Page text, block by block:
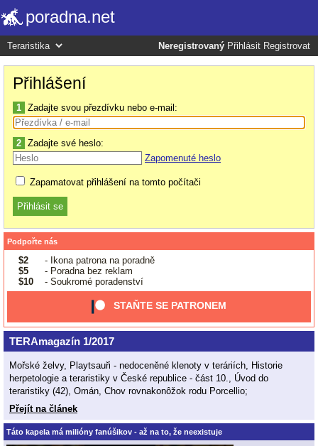
poradna.net
Neregistrovaný Přihlásit Registrovat
Přihlášení
1 Zadajte svou přezdívku nebo e-mail:
2 Zadajte své heslo:
Zapomenuté heslo
Zapamatovat přihlášení na tomto počítači
Podpořte nás
$2
- Ikona patrona na poradně
$5
- Poradna bez reklam
$10
- Soukromé poradenství
STAŇTE SE PATRONEM
TERAmagazín 1/2017
Mořské želvy, Playtsauři - nedoceněné klenoty v teráriích, Historie
herpetologie a teraristiky v České republice - část 10., Úvod do
teraristiky (42), Omán, Chov rovnakonôžok rodu Porcellio;
Přejít na článek
Táto kapela má milióny fanúšikov - až na to, že neexistuje